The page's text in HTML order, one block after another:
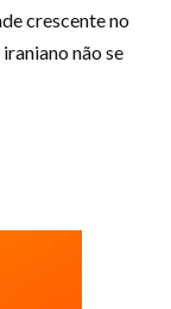
crescente no
não se